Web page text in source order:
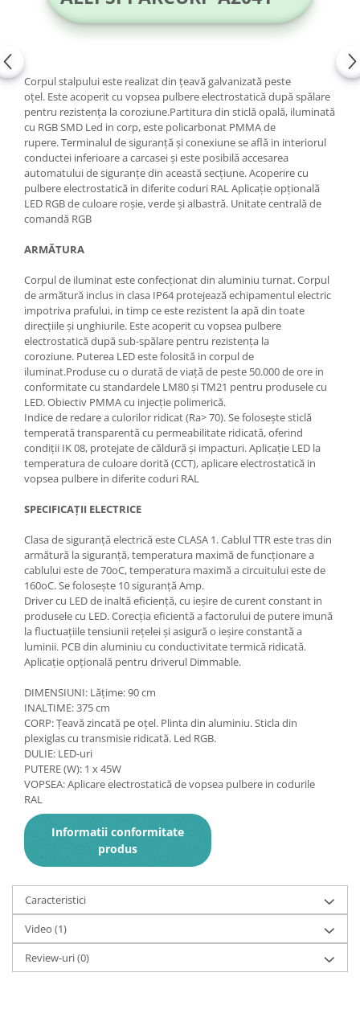
Corpul stalpului este realizat din țeavă galvanizată peste
oțel. Este acoperit cu vopsea pulbere electrostatică după spălare
pentru rezistența la coroziune.Partitura din sticlă opală, iluminată
cu RGB SMD Led in corp, este policarbonat PMMA de
rupere. Terminalul de siguranță și conexiune se află in interiorul
conductei inferioare a carcasei și este posibilă accesarea
automatului de siguranțe din această secțiune. Acoperire cu
pulbere electrostatică in diferite coduri RAL Aplicație opțională
LED RGB de culoare roșie, verde și albastră. Unitate centrală de
comandă RGB
ARMĂTURA
Corpul de iluminat este confecționat din aluminiu turnat. Corpul
de armătură inclus in clasa IP64 protejează echipamentul electric
impotriva prafului, in timp ce este rezistent la apă din toate
direcțiile și unghiurile. Este acoperit cu vopsea pulbere
electrostatică după sub-spălare pentru rezistența la
coroziune. Puterea LED este folosită in corpul de
iluminat.Produse cu o durată de viață de peste 50.000 de ore in
conformitate cu standardele LM80 și TM21 pentru produsele cu
LED. Obiectiv PMMA cu injecție polimerică.
Indice de redare a culorilor ridicat (Ra> 70). Se folosește sticlă
temperată transparentă cu permeabilitate ridicată, oferind
condiții IK 08, protejate de căldură și impacturi. Aplicație LED la
temperatura de culoare dorită (CCT), aplicare electrostatică in
vopsea pulbere in diferite coduri RAL
SPECIFICAȚII ELECTRICE
Clasa de siguranță electrică este CLASA 1. Cablul TTR este tras din
armătură la siguranță, temperatura maximă de funcționare a
cablului este de 70oC, temperatura maximă a circuitului este de
160oC. Se folosește 10 siguranță Amp.
Driver cu LED de inaltă eficiență, cu ieșire de curent constant in
produsele cu LED. Corecția eficientă a factorului de putere imună
la fluctuațiile tensiunii rețelei și asigură o ieșire constantă a
luminii. PCB din aluminiu cu conductivitate termică ridicată.
Aplicație opțională pentru driverul Dimmable.
DIMENSIUNI: Lățime: 90 cm
INALTIME: 375 cm
CORP: Țeavă zincată pe oțel. Plinta din aluminiu. Sticla din
plexiglas cu transmisie ridicată. Led RGB.
DULIE: LED-uri
PUTERE (W): 1 x 45W
VOPSEA: Aplicare electrostatică de vopsea pulbere in codurile
RAL
Informatii conformitate
produs
Caracteristici
Video (1)
Review-uri(0)